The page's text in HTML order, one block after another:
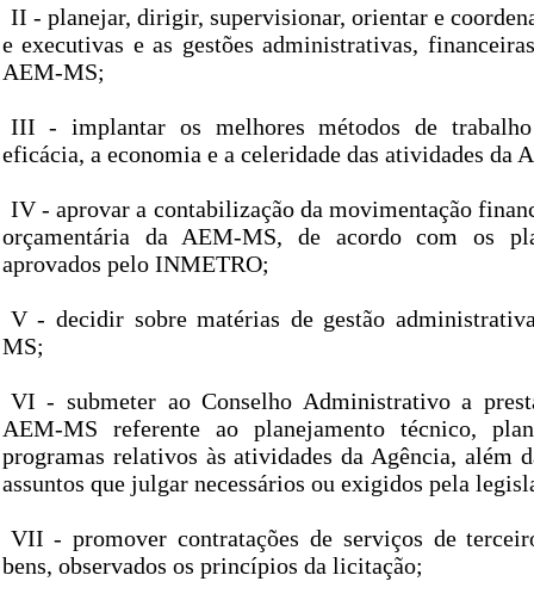
II - planejar, dirigir, supervisionar, orientar e
e executivas e as gestões administrativas,
AEM-MS;
III - implantar os melhores métodos de
eficácia, a economia e a celeridade das atividades da
IV - aprovar a contabilização da movimentação
orçamentária da AEM-MS, de acordo com os
aprovados pelo INMETRO;
V - decidir sobre matérias de gestão
MS;
VI - submeter ao Conselho Administrativo a
AEM-MS referente ao planejamento técnico,
programas relativos às atividades da Agência, além
assuntos que julgar necessários ou exigidos pela
VII - promover contratações de serviços de
bens, observados os princípios da licitação;